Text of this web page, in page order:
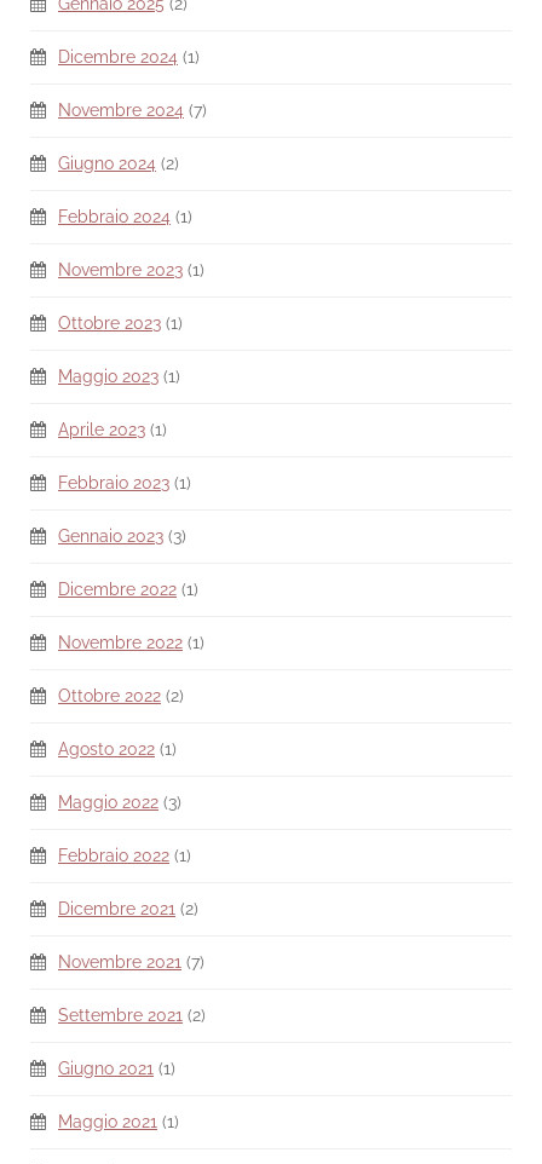
Gennaio 2025 (2)
Dicembre 2024 (1)
Novembre 2024 (7)
Giugno 2024 (2)
Febbraio 2024 (1)
Novembre 2023 (1)
Ottobre 2023 (1)
Maggio 2023 (1)
Aprile 2023 (1)
Febbraio 2023 (1)
Gennaio 2023 (3)
Dicembre 2022 (1)
Novembre 2022 (1)
Ottobre 2022 (2)
Agosto 2022 (1)
Maggio 2022 (3)
Febbraio 2022 (1)
Dicembre 2021 (2)
Novembre 2021 (7)
Settembre 2021 (2)
Giugno 2021 (1)
Maggio 2021 (1)